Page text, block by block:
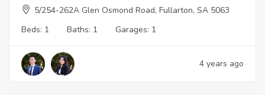
5/254-262A Glen Osmond Road, Fullarton, SA 5063
Beds: 1 Baths: 1 Garages: 1
4 years ago